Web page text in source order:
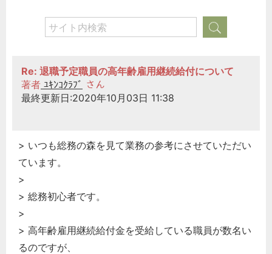
Re: 退職予定職員の高年齢雇用継続給付について
著者 ﾕｷﾝｺｸﾗﾌﾞ さん
最終更新日:2020年10月03日 11:38
> いつも総務の森を見て業務の参考にさせていただい
ています。
>
> 総務初心者です。
>
> 高年齢雇用継続給付金を受給している職員が数名い
るのですが、